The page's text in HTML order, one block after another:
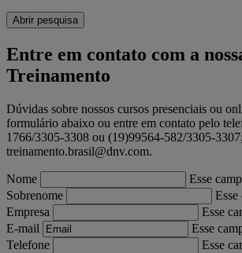
Abrir pesquisa
Entre em contato com a
Treinamento
Dúvidas sobre nossos cursos presenciais ou
formulário abaixo ou entre em contato pelo
1766/3305-3308 ou (19)99564-582/3305-
treinamento.brasil@dnv.com.
Nome
Esse
Sobrenome
Empresa
Esse
E-mail
Esse
Telefone
Esse